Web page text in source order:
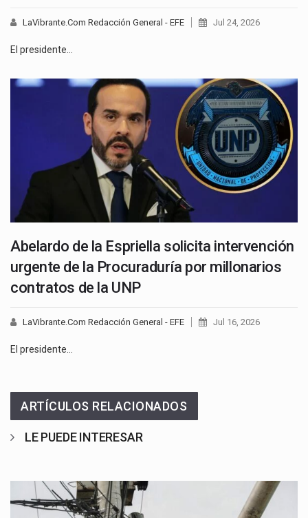
LaVibrante.Com Redacción General - EFE Jul 24, 2026
El presidente…
Abelardo de la Espriella solicita intervención
urgente de la Procuraduría por millonarios
contratos de la UNP
LaVibrante.Com Redacción General - EFE Jul 16, 2026
El presidente…
ARTÍCULOS RELACIONADOS
LE PUEDE INTERESAR